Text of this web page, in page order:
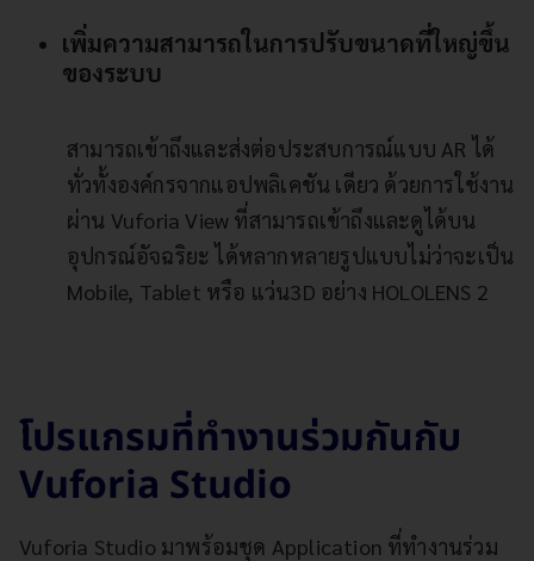
เพิ่มความสามารถในการปรับขนาดที่ใหญ่ขึ้น
ของระบบ
สามารถเข้าถึงและส่งต่อประสบการณ์แบบ AR ได้
ทั่วทั้งองค์กรจากแอปพลิเคชัน เดียว ด้วยการใช้งาน
ผ่าน Vuforia View ที่สามารถเข้าถึงและดูได้บน
อุปกรณ์อัจฉริยะ ได้หลากหลายรูปแบบไม่ว่าจะเป็น
Mobile, Tablet หรือ แว่น3D อย่าง HOLOLENS 2
โปรแกรมที่ทำงานร่วมกันกับ
Vuforia Studio
Vuforia Studio มาพร้อมชุด Application ที่ทำงานร่วม